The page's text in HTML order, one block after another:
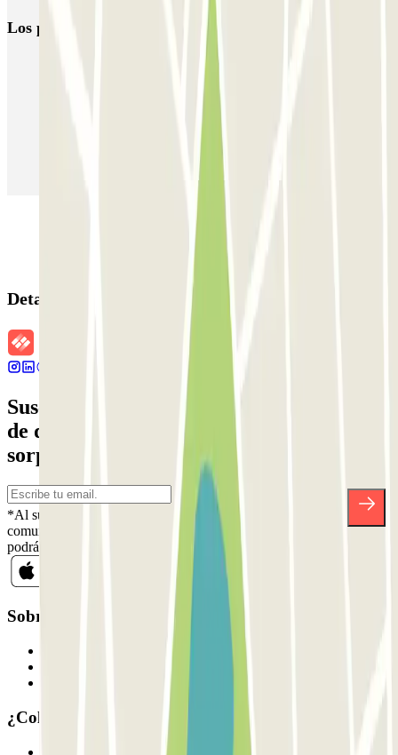
Los parkings más reservados
Parking en Barcelona
Parking en Aeropuerto Madrid Barajas
Detalles de la reserva
Suscríbete a nuestra newsletter y entérate
de descuentos, sorteos y otras muchas
sorpresas.
*Al suscribirte aceptas nuestra Política de Privacidad para recibir
comunicaciones comerciales de Parclick. Sin ningún compromiso,
podrás darte de baja cuando quieras en la misma newsletter.
Sobre Parclick
¿Colaboramos?